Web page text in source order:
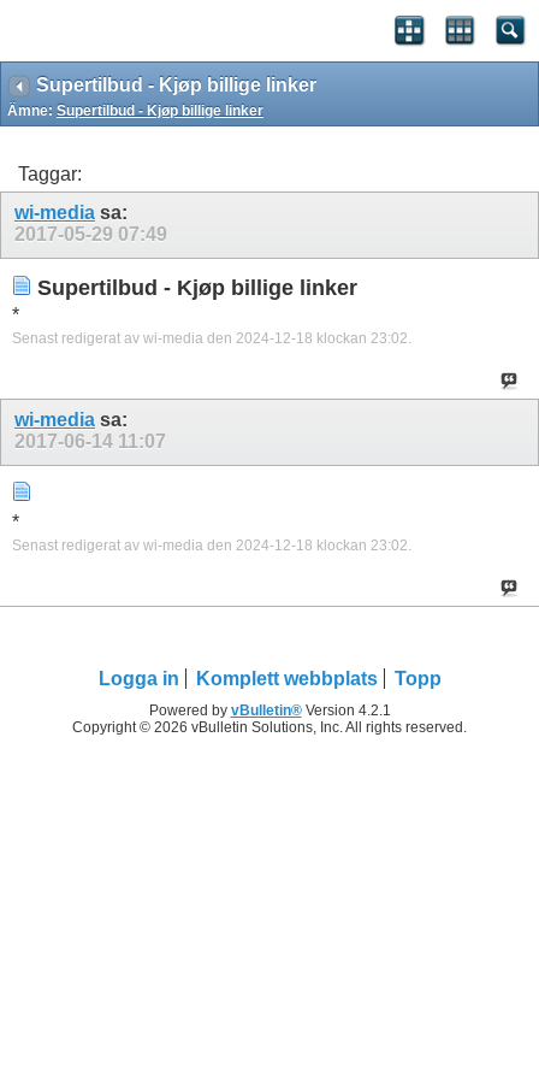
Supertilbud - Kjøp billige linker
Ämne: Supertilbud - Kjøp billige linker
Taggar:
wi-media sa:
2017-05-29 07:49
Supertilbud - Kjøp billige linker
*
Senast redigerat av wi-media den 2024-12-18 klockan 23:02.
wi-media sa:
2017-06-14 11:07
*
Senast redigerat av wi-media den 2024-12-18 klockan 23:02.
Logga in Komplett webbplats Topp
Powered by vBulletin®Version 4.2.1
Copyright © 2026 vBulletin Solutions, Inc. All rights reserved.